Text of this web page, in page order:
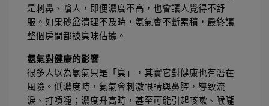
是刺鼻、嗆人，即便濃度不高，也會讓人覺得不舒
服。如果砂盆清理不及時，氨氣會不斷累積，最終讓
整個房間都被臭味佔據。
氨氣對健康的影響
很多人以為氨氣只是「臭」，其實它對健康也有潛在
風險。低濃度時，氨氣會刺激眼睛與鼻腔，導致流
淚、打噴嚏；濃度升高時，甚至可能引起咳嗽、喉嚨